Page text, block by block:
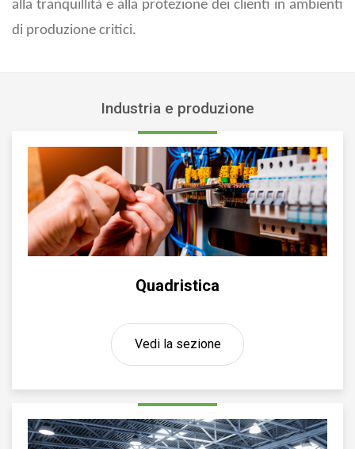
alla tranquillità e alla protezione dei clienti in ambienti
di produzione critici.
Industria e produzione
Quadristica
Vedi la sezione